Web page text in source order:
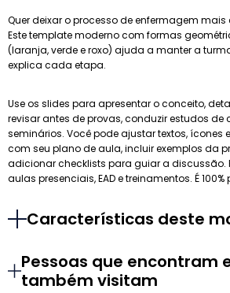
Quer deixar o processo de enfermagem
Este template moderno com formas
(laranja, verde e roxo) ajuda a manter a
explica cada etapa.
Use os slides para apresentar o conceito,
revisar antes de provas, conduzir estudos de
seminários. Você pode ajustar textos, ícones
com seu plano de aula, incluir exemplos da
adicionar checklists para guiar a discussão.
aulas presenciais, EAD e treinamentos. É
Características deste
Pessoas que encontram
também visitam